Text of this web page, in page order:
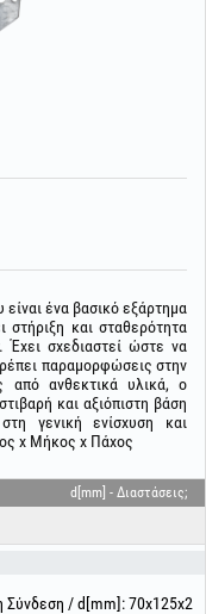
ένα βασικό εξάρτημα
στήριξη και σταθερότητα
σχεδιαστεί ώστε να
παραμορφώσεις στην
από ανθεκτικά υλικά, ο
και αξιόπιστη βάση
γενική ενίσχυση και
x Μήκος x Πάχος
d[mm] - Διαστάσεις;
Σύνδεση / d[mm]: 70x125x2